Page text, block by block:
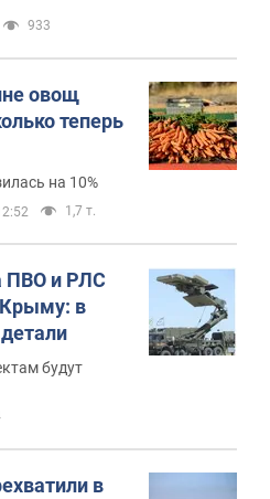
933
овощ
теперь
на 10%
1,7 т.
ПВО и РЛС
Крыму: в
будут
в